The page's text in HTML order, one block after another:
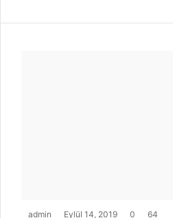
admin Eylül 14, 2019 0 64